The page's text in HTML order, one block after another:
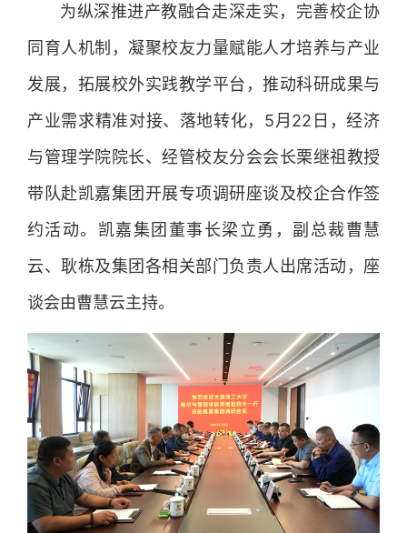
为纵深推进产教融合走深走实，完善校企协
同育人机制，凝聚校友力量赋能人才培养与产业
发展，拓展校外实践教学平台，推动科研成果与
产业需求精准对接、落地转化，5月22日，经济
与管理学院院长、经管校友分会会长栗继祖教授
带队赴凯嘉集团开展专项调研座谈及校企合作签
约活动。凯嘉集团董事长梁立勇，副总裁曹慧
云、耿栋及集团各相关部门负责人出席活动，座
谈会由曹慧云主持。